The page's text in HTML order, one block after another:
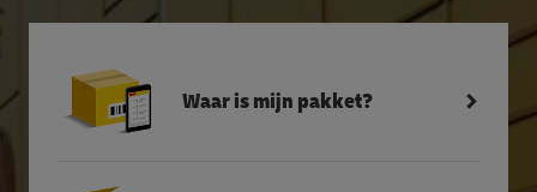
Waar is mijn pakket?